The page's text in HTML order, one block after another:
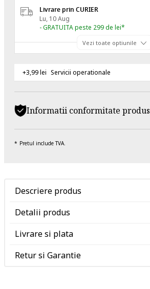
Livrare prin CURIER
Lu, 10 Aug
- GRATUITA peste 299 de lei*
Vezi toate optiunile
+3,99 lei Servicii operationale
Informatii conformitate produs
Pretul include TVA.
Descriere produs
Detalii produs
Livrare si plata
Retur si Garantie